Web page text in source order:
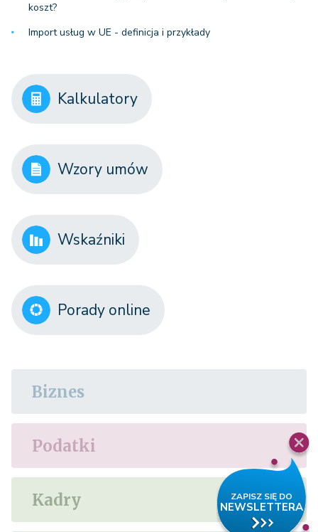
koszt?
Import usług w UE - definicja i przykłady
Kalkulatory
Wzory umów
Wskaźniki
Porady online
Biznes
Podatki
Kadry